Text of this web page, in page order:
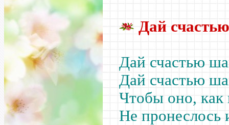
Дай
Дай счастью
Дай счастью
Чтобы оно, как
Не пронеслось